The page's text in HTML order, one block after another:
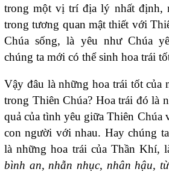
trong một vị trí địa lý nhất định,
trong tương quan mật thiết với
Chúa sống, là yêu như Chúa
chúng ta mới có thể sinh hoa trái
Vậy đâu là những hoa trái tốt của
trong Thiên Chúa? Hoa trái đó là
quả của tình yêu giữa Thiên Chúa
con người với nhau. Hay chúng
là những hoa trái của Thần Khí,
bình an, nhẫn nhục, nhân hậu,